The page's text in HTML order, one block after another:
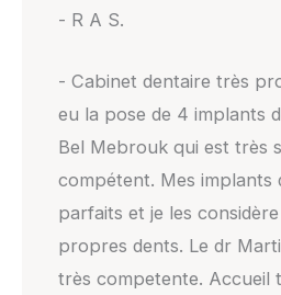
- R A S.
- Cabinet dentaire très
eu la pose de 4 implants
Bel Mebrouk qui est très
compétent. Mes implants
parfaits et je les
propres dents. Le dr
très competente. Accueil